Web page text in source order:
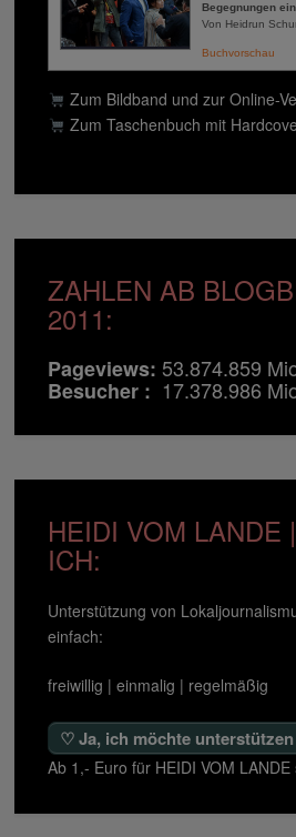
Begegnungen
Von Heidrun
Buchvorschau
Zum Bildband und zur Online-
Zum Taschenbuch mit
ZAHLEN AB
2011:
Pageviews: 53.874.859
Besucher : 17.378.986
HEIDI VOM LANDE
ICH:
Unterstützung von
einfach:
freiwillig | einmalig | regelmäßig
♡ Ja, ich möchte
Ab 1,- Euro für HEIDI VOM LANDE